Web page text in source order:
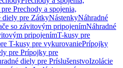
Prechody a spojenia,
diely pre ZátkyNástenkyNáhradné
so závitovým pripojenímNáhradné
pripojenímT-kusy pre
T-kusy pre vykurovaniePrípojky
pre Prípojky pre
diely pre PríslušenstvoIzolácie